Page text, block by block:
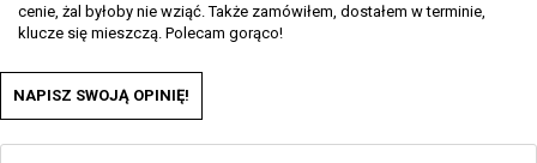
cenie, żal byłoby nie wziąć. Także zamówiłem, dostałem w terminie,
klucze się mieszczą. Polecam gorąco!
NAPISZ SWOJĄ OPINIĘ!